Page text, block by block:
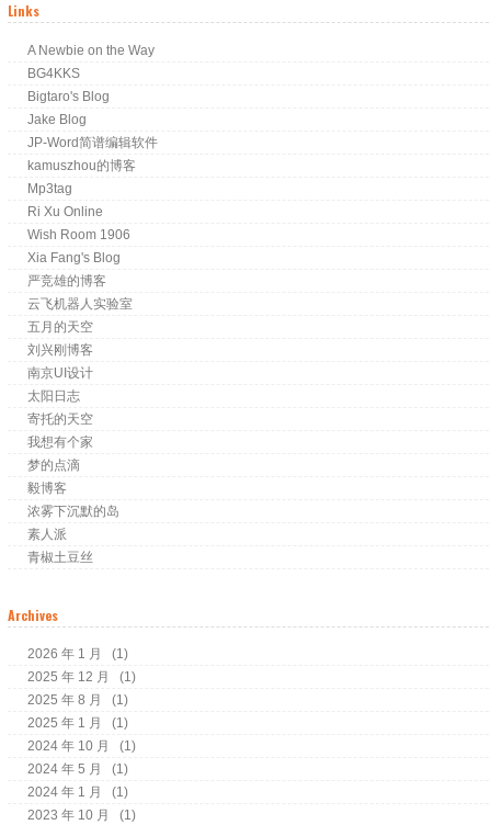
Links
A Newbie on the Way
BG4KKS
Bigtaro's Blog
Jake Blog
JP-Word简谱编辑软件
kamuszhou的博客
Mp3tag
Ri Xu Online
Wish Room 1906
Xia Fang's Blog
严竞雄的博客
云飞机器人实验室
五月的天空
刘兴刚博客
南京UI设计
太阳日志
寄托的天空
我想有个家
梦的点滴
毅博客
浓雾下沉默的岛
素人派
青椒土豆丝
Archives
2026 年 1 月
(1)
2025 年 12 月
(1)
2025 年 8 月
(1)
2025 年 1 月
(1)
2024 年 10 月
(1)
2024 年 5 月
(1)
2024 年 1 月
(1)
2023 年 10 月
(1)